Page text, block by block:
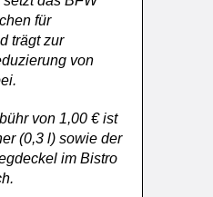
für
trägt zur
von
von 1,00 € ist
(0,3 l) sowie der
im Bistro